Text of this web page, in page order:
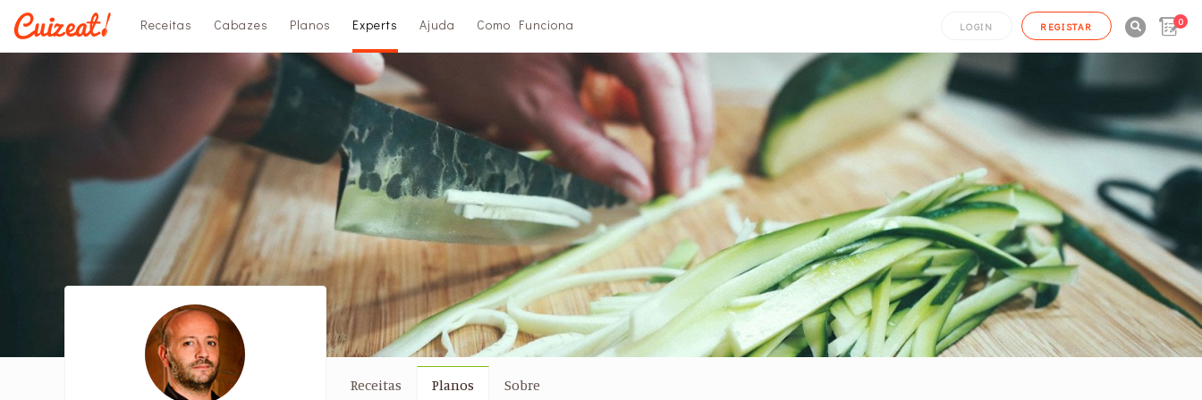
Receitas Cabazes Planos Experts Ajuda Como Funciona LOGIN REGISTAR 0
Receitas Planos Sobre